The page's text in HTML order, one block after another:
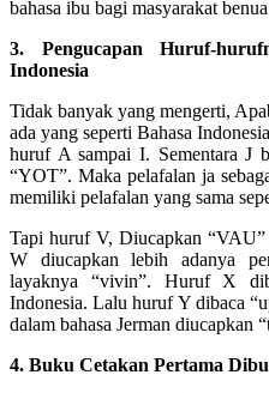
bahasa ibu bagi masyarakat
3. Pengucapan Huruf-
Indonesia
Tidak banyak yang mengerti,
ada yang seperti Bahasa
huruf A sampai I. Sementara J
“YOT”. Maka pelafalan ja
memiliki pelafalan yang sama
Tapi huruf V, Diucapkan “VAU”
W diucapkan lebih adanya
layaknya “vivin”. Huruf X
Indonesia. Lalu huruf Y dibaca
dalam bahasa Jerman diucapkan
4. Buku Cetakan Pertama